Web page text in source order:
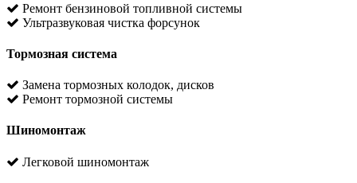
Ремонт бензиновой топливной системы
Ультразвуковая чистка форсунок
Тормозная система
Замена тормозных колодок, дисков
Ремонт тормозной системы
Шиномонтаж
Легковой шиномонтаж